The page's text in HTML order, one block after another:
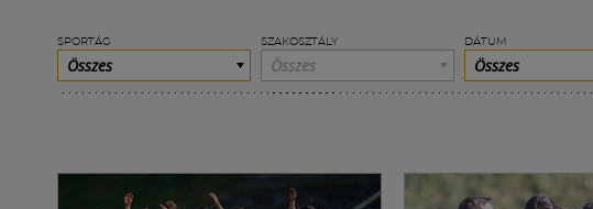
SPORTÁG
Összes
SZAKOSZTÁLY
Összes
DÁTUM
Összes